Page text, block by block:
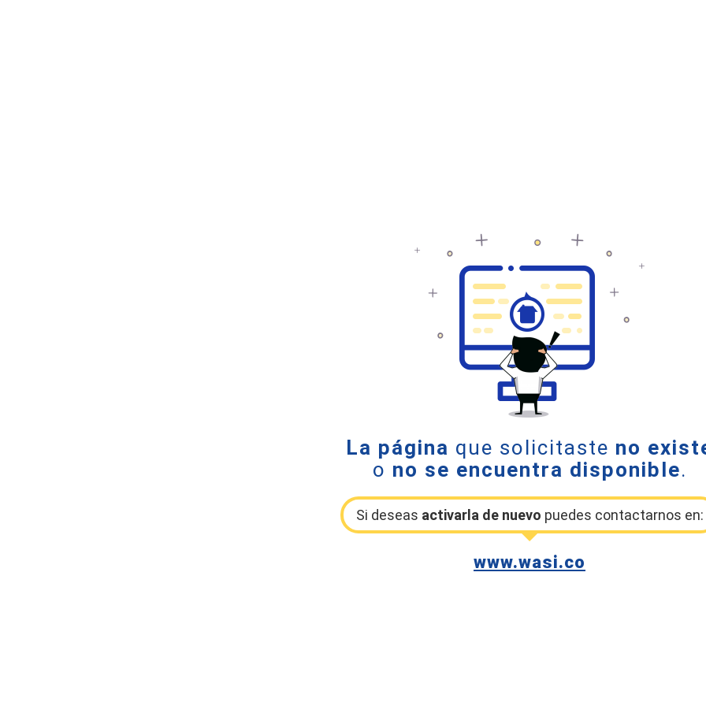
La página que solicitaste no
o no se encuentra disponible.
Si deseas activarla de nuevo puedes contactarnos en:
www.wasi.co